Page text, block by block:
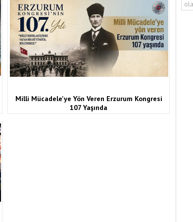
Milli Mücadele'ye Yön Veren Erzurum Kongresi
107 Yaşında